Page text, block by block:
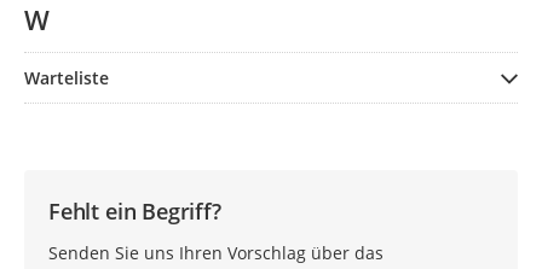
W
Warteliste
Fehlt ein Begriff?
Senden Sie uns Ihren Vorschlag über das